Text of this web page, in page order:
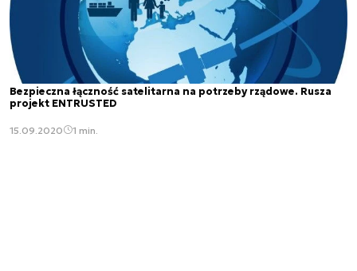
Bezpieczna łączność satelitarna na potrzeby rządowe. Rusza
projekt ENTRUSTED
15.09.2020 1 min.